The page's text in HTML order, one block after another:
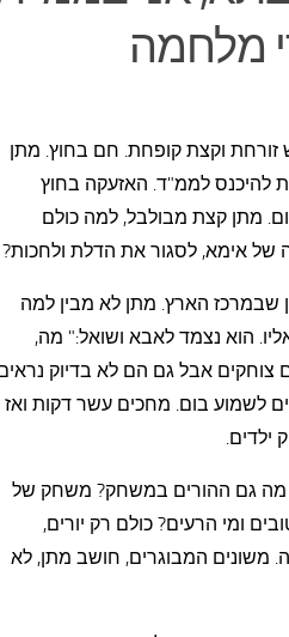
מלחמה
זורחת וקצת קופחת. חם בחוץ. מתן
להיכנס לממ"ד. האזעקה בחוץ
מתן קצת מבולבל, למה כולם
של אימא, לסגור את הדלת ולחכות?
שבמרכז הארץ. מתן לא מבין למה
הוא נצמד לאבא ושואל:" מה,
צוחקים אבל גם הם לא בדיוק
לשמוע בום. מחכים עשר דקות ואז
ילדים.
מה גם ההורים במשחק? משחק של
ומי הרעים? כולם רק יורים,
משונים המבוגרים, חושב מתן, לא